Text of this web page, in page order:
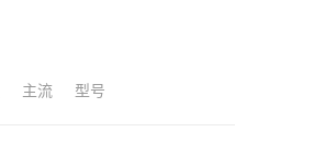
主流 型号